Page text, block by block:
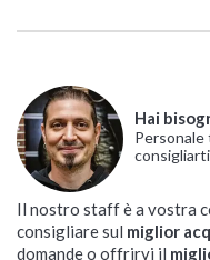
Hai
Personale
Il nostro staff è a vostra
consigliare sul miglior
domande o offrirvi il